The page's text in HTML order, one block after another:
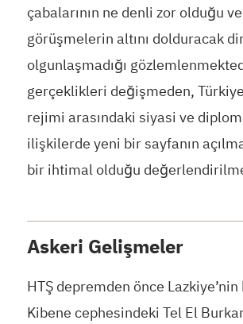
çabalarının ne denli zor olduğu
görüşmelerin altını dolduracak
olgunlaşmadığı
gerçeklikleri değişmeden,
rejimi arasındaki siyasi ve
ilişkilerde yeni bir sayfanın
bir ihtimal olduğu
Askeri Gelişmeler
HTŞ depremden önce
Kibene cephesindeki Tel El